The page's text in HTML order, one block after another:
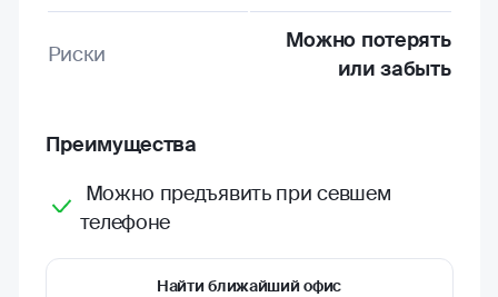
Риски
Можно потерять
или забыть
Преимущества
Можно предъявить при севшем
телефоне
Найти ближайший офис